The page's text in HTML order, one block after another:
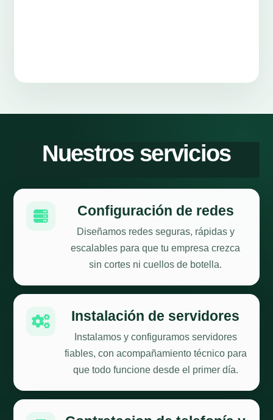
Nuestros servicios
 Configuración de redes
Diseñamos redes seguras, rápidas y
escalables para que tu empresa crezca
sin cortes ni cuellos de botella.
 Instalación de servidores
Instalamos y configuramos servidores
fiables, con acompañamiento técnico para
que todo funcione desde el primer día.